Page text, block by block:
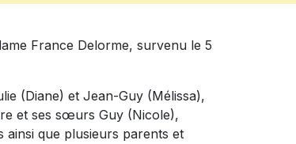
France Delorme, survenu le 5
(Diane) et Jean-Guy (Mélissa),
et ses sœurs Guy (Nicole),
ainsi que plusieurs parents et